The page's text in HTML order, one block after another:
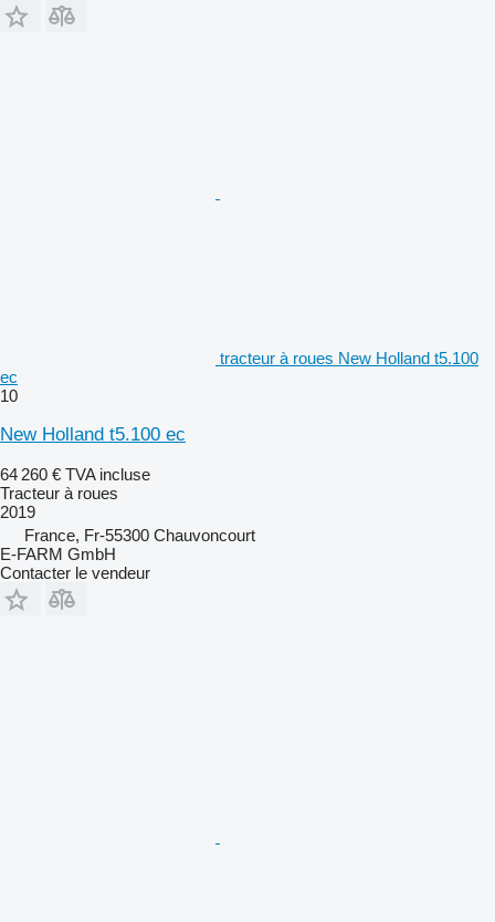
tracteur à roues New Holland t5.100
ec
10
New Holland t5.100 ec
64 260 € TVA incluse
Tracteur à roues
2019
France, Fr-55300 Chauvoncourt
E-FARM GmbH
Contacter le vendeur